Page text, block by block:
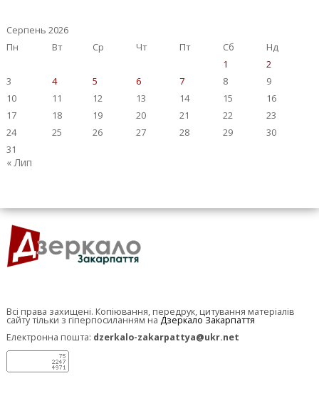
Серпень 2026
Пн
Вт Ср Чт Пт Сб
Нд
1
2
3
4 5 6 7 8
9
10
11 12 13 14 15
16
17
18 19 20 21 22
23
24
25 26 27 28 29
30
31
« Лип
Всі права захищені. Копіювання, передрук, цитування матеріалів
сайту тільки з гіперпосиланням на Дзеркало Закарпаття
Електронна пошта: dzerkalo-zakarpattya@ukr.net